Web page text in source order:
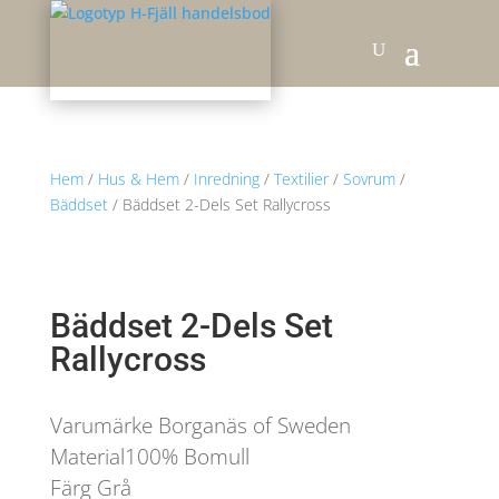
Hem/ Hus & Hem/ Inredning/ Textilier/ Sovrum/
Bäddset/ Bäddset 2-Dels Set Rallycross
Bäddset 2-Dels Set
Rallycross
Varumärke Borganäs of Sweden
Material100% Bomull
Färg Grå